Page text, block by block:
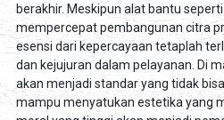
berakhir. Meskipun alat bantu
mempercepat pembangunan citra
esensi dari kepercayaan tetaplah
dan kejujuran dalam pelayanan. Di
akan menjadi standar yang tidak
mampu menyatukan estetika yang